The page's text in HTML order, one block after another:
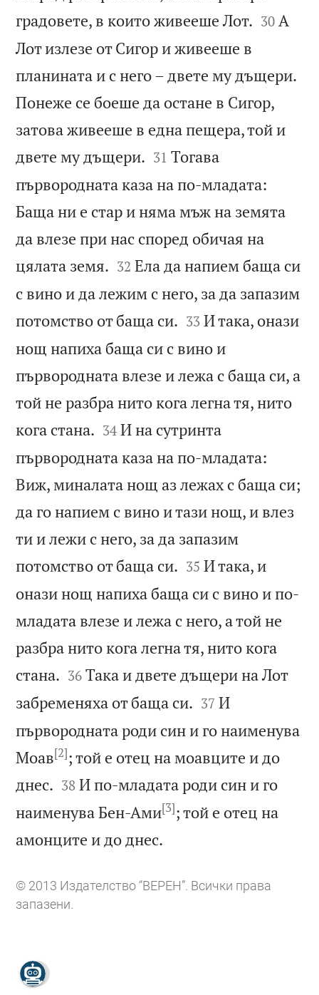
градовете, в които живееше Лот. 

30 А
Лот излезе от Сигор и живееше в
планината и с него – двете му дъщери.
Понеже се боеше да остане в Сигор,
затова живееше в една пещера, той и
двете му дъщери. 

31 Тогава
първородната каза на по-младата:
Баща ни е стар и няма мъж на земята
да влезе при нас според обичая на
цялата земя. 

32 Ела да напием баща си
с вино и да лежим с него, за да запазим
потомство от баща си. 

33 И така, онази
нощ напиха баща си с вино и
първородната влезе и лежа с баща си, а
той не разбра нито кога легна тя, нито
кога стана. 

34 И на сутринта
първородната каза на по-младата:
Виж, миналата нощ аз лежах с баща си;
да го напием с вино и тази нощ, и влез
ти и лежи с него, за да запазим
потомство от баща си. 

35 И така, и
онази нощ напиха баща си с вино и по-
младата влезе и лежа с него, а той не
разбра нито кога легна тя, нито кога
стана. 

36 Така и двете дъщери на Лот
забременяха от баща си. 

37 И
първородната роди син и го наименува
Моав[2]; той е отец на моавците и до
днес. 

38 И по-младата роди син и го
наименува Бен-Ами[3]; той е отец на
амонците и до днес.
© 2013 Издателство “ВЕРЕН”. Всички права
запазени.